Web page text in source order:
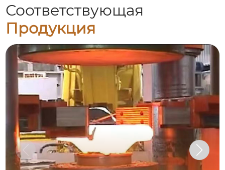
Соответствующая
Продукция